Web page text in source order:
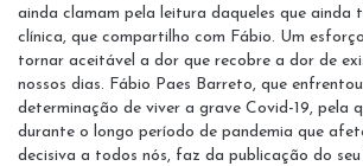
ainda clamam pela leitura daqueles que ainda
clínica, que compartilho com Fábio. Um
tornar aceitável a dor que recobre a dor de
nossos dias. Fábio Paes Barreto, que
determinação de viver a grave Covid-19, pela
durante o longo período de pandemia que
decisiva a todos nós, faz da publicação do